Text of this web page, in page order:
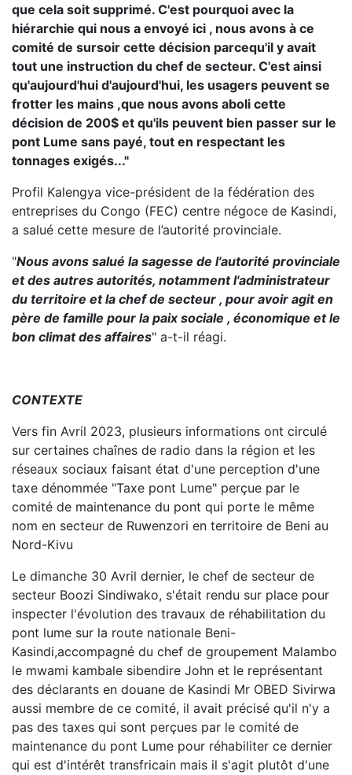
que cela soit supprimé. C'est pourquoi avec la
hiérarchie qui nous a envoyé ici , nous avons à ce
comité de sursoir cette décision parcequ'il y avait
tout une instruction du chef de secteur. C'est ainsi
qu'aujourd'hui d'aujourd'hui, les usagers peuvent se
frotter les mains ,que nous avons aboli cette
décision de 200$ et qu'ils peuvent bien passer sur le
pont Lume sans payé, tout en respectant les
tonnages exigés..."
Profil Kalengya vice-président de la fédération des
entreprises du Congo (FEC) centre négoce de Kasindi,
a salué cette mesure de l’autorité provinciale.
"Nous avons salué la sagesse de l'autorité provinciale
et des autres autorités, notamment l'administrateur
du territoire et la chef de secteur , pour avoir agit en
père de famille pour la paix sociale , économique et le
bon climat des affaires" a-t-il réagi.
CONTEXTE
Vers fin Avril 2023, plusieurs informations ont circulé
sur certaines chaînes de radio dans la région et les
réseaux sociaux faisant état d'une perception d'une
taxe dénommée "Taxe pont Lume" perçue par le
comité de maintenance du pont qui porte le même
nom en secteur de Ruwenzori en territoire de Beni au
Nord-Kivu
Le dimanche 30 Avril dernier, le chef de secteur de
secteur Boozi Sindiwako, s'était rendu sur place pour
inspecter l'évolution des travaux de réhabilitation du
pont lume sur la route nationale Beni-
Kasindi,accompagné du chef de groupement Malambo
le mwami kambale sibendire John et le représentant
des déclarants en douane de Kasindi Mr OBED Sivirwa
aussi membre de ce comité, il avait précisé qu'il n'y a
pas des taxes qui sont perçues par le comité de
maintenance du pont Lume pour réhabiliter ce dernier
qui est d'intérêt transfricain mais il s'agit plutôt d'une